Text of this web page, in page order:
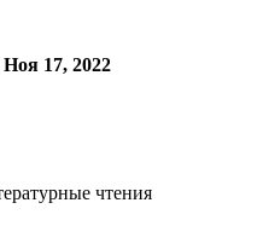
Ноя 17, 2022